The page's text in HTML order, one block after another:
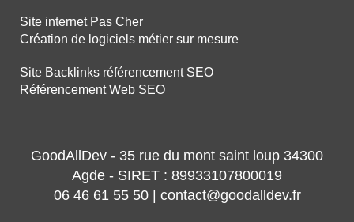
Site internet Pas Cher
Création de logiciels métier sur mesure
Site Backlinks référencement SEO
Référencement Web SEO
GoodAllDev - 35 rue du mont saint loup 34300
Agde - SIRET : 89933107800019
06 46 61 55 50 | contact@goodalldev.fr